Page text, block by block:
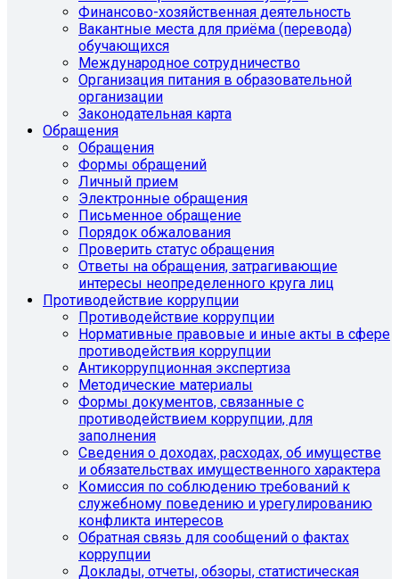
Финансово-хозяйственная деятельность
Вакантные места для приёма (перевода)
обучающихся
Международное сотрудничество
Организация питания в образовательной
организации
Законодательная карта
Обращения
Обращения
Формы обращений
Личный прием
Электронные обращения
Письменное обращение
Порядок обжалования
Проверить статус обращения
Ответы на обращения, затрагивающие
интересы неопределенного круга лиц
Противодействие коррупции
Противодействие коррупции
Нормативные правовые и иные акты в сфере
противодействия коррупции
Антикоррупционная экспертиза
Методические материалы
Формы документов, связанные с
противодействием коррупции, для
заполнения
Сведения о доходах, расходах, об имуществе
и обязательствах имущественного характера
Комиссия по соблюдению требований к
служебному поведению и урегулированию
конфликта интересов
Обратная связь для сообщений о фактах
коррупции
Доклады, отчеты, обзоры, статистическая